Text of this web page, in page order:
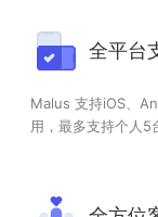
全平台
Malus 支持iOS、
用，最多支持个人5